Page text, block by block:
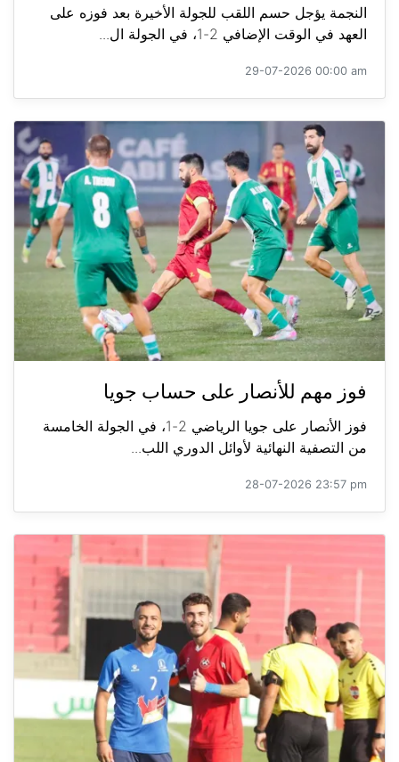
النجمة يؤجل حسم اللقب للجولة الأخيرة بعد فوزه على
العهد في الوقت الإضافي 2-1، في الجولة ال...
29-07-2026 00:00 am
فوز مهم للأنصار على حساب جويا
فوز الأنصار على جويا الرياضي 2-1، في الجولة الخامسة
من التصفية النهائية لأوائل الدوري اللب...
28-07-2026 23:57 pm